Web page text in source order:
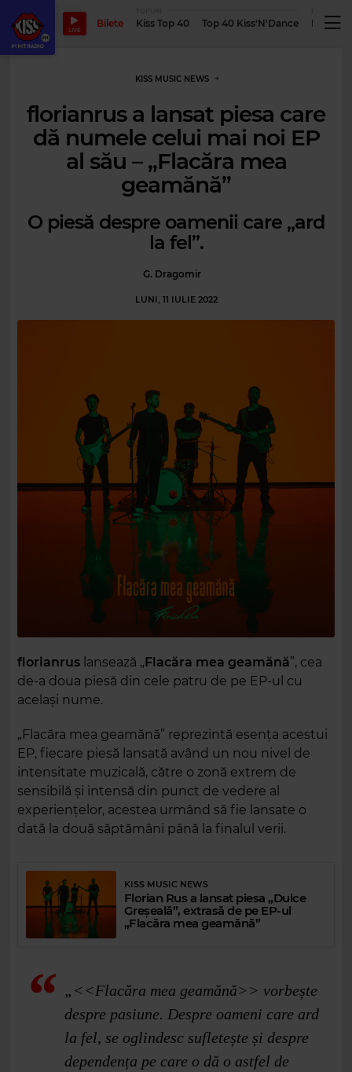
LIVE
Bilete Kiss Top 40 Top 40 Kiss'N'Dance
KISS MUSIC NEWS
florianrus a lansat piesa care
dă numele celui mai noi EP
al său – „Flacăra mea
geamănă”
O piesă despre oamenii care „ard
la fel”.
G. Dragomir
LUNI, 11 IULIE 2022
florianrus lansează „Flacăra mea geamănă”, cea
de-a doua piesă din cele patru de pe EP-ul cu
același nume.
„Flacăra mea geamănă” reprezintă esența acestui
EP, fiecare piesă lansată având un nou nivel de
intensitate muzicală, către o zonă extrem de
sensibilă și intensă din punct de vedere al
experiențelor, acestea urmând să fie lansate o
dată la două săptămâni până la finalul verii.
KISS MUSIC NEWS
Florian Rus a lansat piesa „Dulce
Greșeală”, extrasă de pe EP-ul
„Flacăra mea geamănă”
„<<Flacăra mea geamănă>> vorbește
despre pasiune. Despre oameni care ard
la fel, se oglindesc sufletește și despre
dependența pe care o dă o astfel de